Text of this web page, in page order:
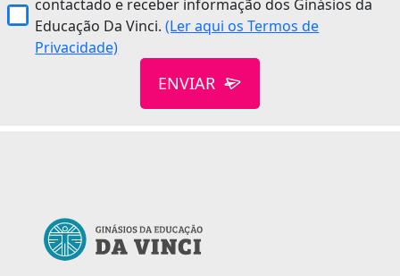
contactado e receber informação dos Ginásios da
Educação Da Vinci.(Ler aqui os Termos de
Privacidade)
ENVIAR